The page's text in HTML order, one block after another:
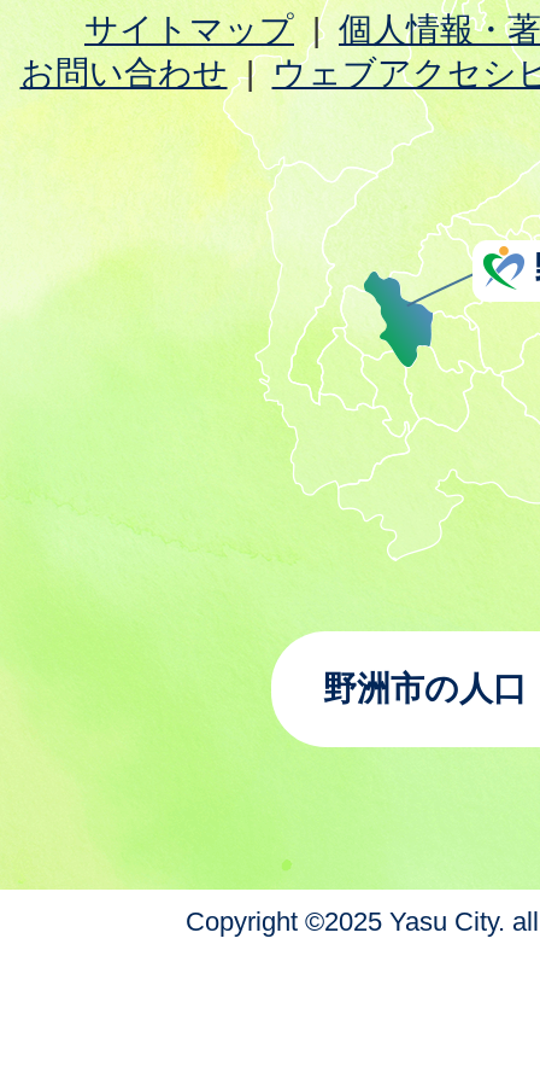
サイトマップ
個人情報・
お問い合わせ
ウェブアクセシ
野洲市の人口
Copyright ©2025 Yasu City.